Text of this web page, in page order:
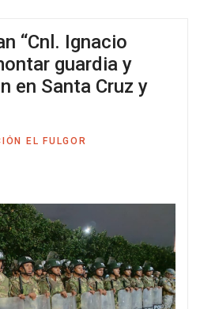
“Cnl. Ignacio
guardia y
en Santa Cruz y
EL FULGOR